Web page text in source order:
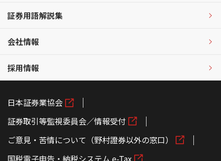
証券用語解説集
会社情報
採用情報
日本証券業協会
証券取引等監視委員会／情報受付
ご意見・苦情について（野村證券以外の窓口）
国税電子申告・納税システム e-Tax